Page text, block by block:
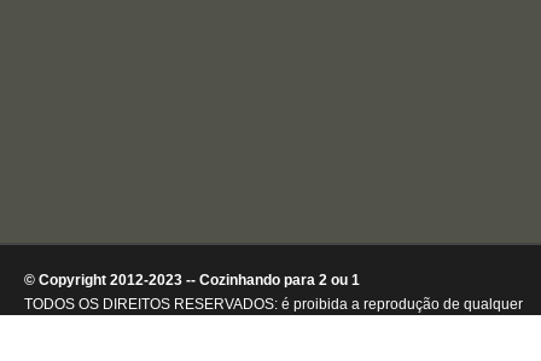
© Copyright 2012-2023 -- Cozinhando para 2 ou 1
TODOS OS DIREITOS RESERVADOS: é proibida a reprodução de qualquer